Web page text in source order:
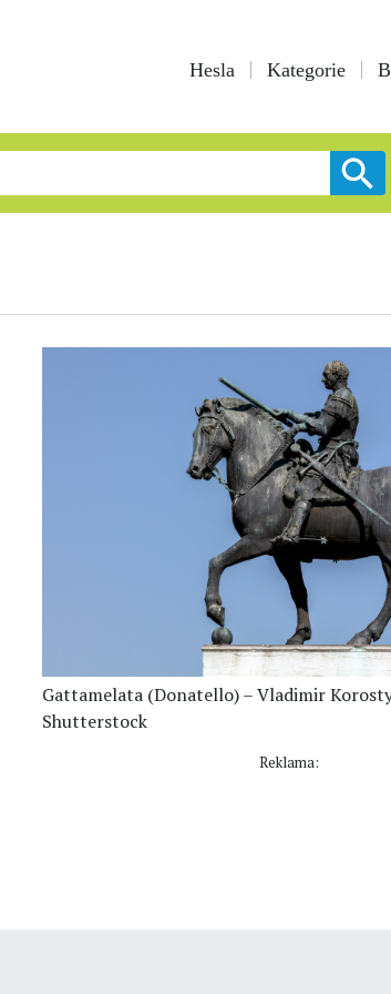
Hesla Kategorie
Gattamelata (Donatello) – Vladimir
Shutterstock
Reklama: